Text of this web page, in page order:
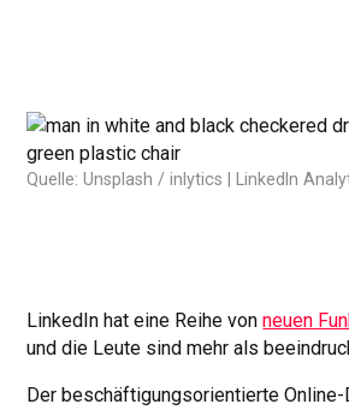
Quelle: Unsplash / inlytics | LinkedIn
LinkedIn hat eine Reihe vonneuen
und die Leute sind mehr als
Der beschäftigungsorientierte